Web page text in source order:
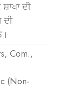
ਦੀ
Com.,
(Non-